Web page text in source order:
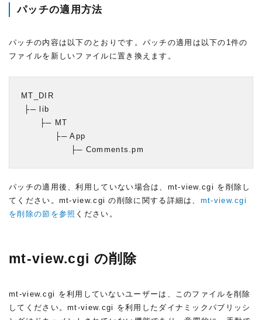
パッチの適用方法
パッチの内容は以下のとおりです。パッチの適用は以下の1件の
ファイルを新しいファイルに置き換えます。
MT_DIR
├─ lib
      ├─ MT
           ├─ App
                ├─ Comments.pm
パッチの適用後、利用していない場合は、mt-view.cgi を削除し
てください。mt-view.cgi の削除に関する詳細は、 mt-view.cgi
を削除の節を参照 ください。
mt-view.cgi の削除
mt-view.cgi を利用していないユーザーは、このファイルを削除
してください。mt-view.cgi を利用したダイナミックパブリッシ